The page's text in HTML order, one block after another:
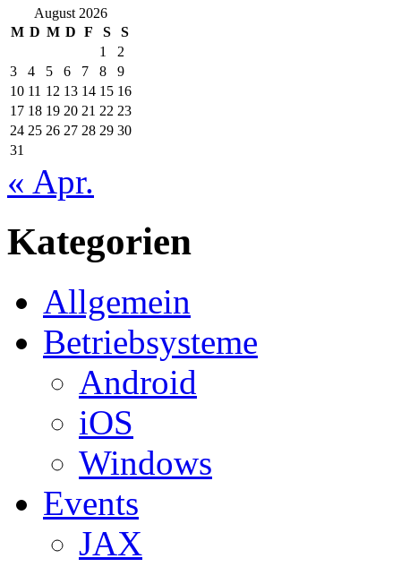
August 2026
M D M D F S
S
1
2
3
4 5 6 7 8
9
10 11 12 13 14 15 16
17 18 19 20 21 22 23
24 25 26 27 28 29 30
31
« Apr.
Kategorien
Allgemein
Betriebsysteme
Android
iOS
Windows
Events
JAX